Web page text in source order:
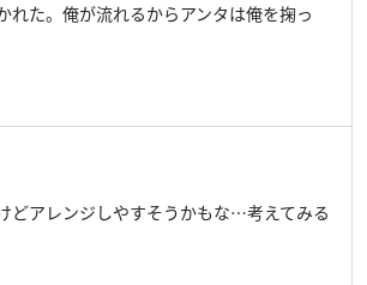
た。俺が流れるからアンタは俺を掬っ
どアレンジしやすそうかもな…考えてみる